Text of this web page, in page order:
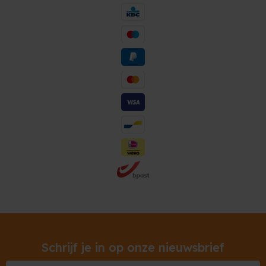
Schrijf je in op onze nieuwsbrief